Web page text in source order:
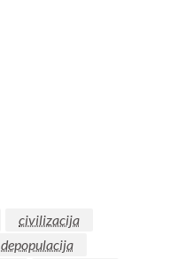
civilizacija
depopulacija